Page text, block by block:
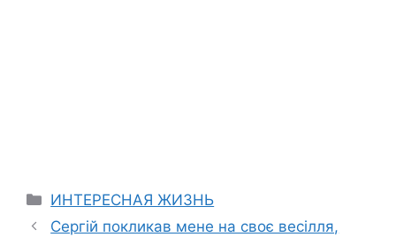
Categories
ИНТЕРЕСНАЯ ЖИЗНЬ
Сергій покликав мене на своє весілля,